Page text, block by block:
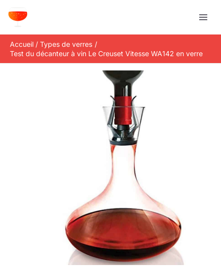
Accueil
Types de verres
Test du décanteur à vin Le Creuset Vitesse WA142 en verre
e
c
h
e